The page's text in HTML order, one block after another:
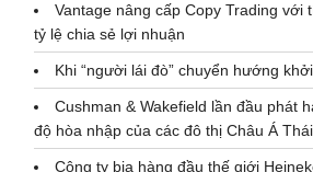
Vantage nâng cấp Copy Trading với
tỷ lệ chia sẻ lợi nhuận
Khi “người lái đò” chuyển hướng
Cushman & Wakefield lần đầu phát
độ hòa nhập của các đô thị Châu Á
Công ty bia hàng đầu thế giới